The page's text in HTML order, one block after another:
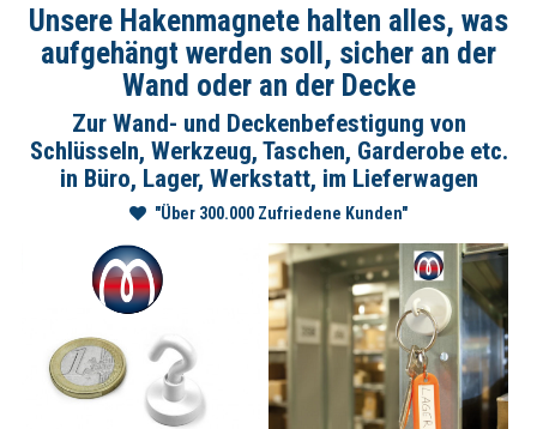
Unsere Hakenmagnete halten alles, was
aufgehängt werden soll, sicher an der
Wand oder an der Decke
Zur Wand- und Deckenbefestigung von
Schlüsseln, Werkzeug, Taschen, Garderobe etc.
in Büro, Lager, Werkstatt, im Lieferwagen
"Über 300.000 Zufriedene Kunden"